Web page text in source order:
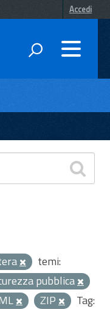
Accedi
temi:
pubblica
ZIP
Tag: